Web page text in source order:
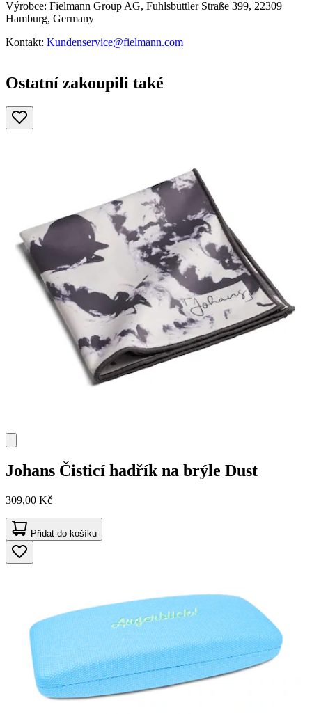
Výrobce: Fielmann Group AG, Fuhlsbüttler Straße 399, 22309
Hamburg, Germany
Kontakt: Kundenservice@fielmann.com
Ostatní zakoupili také
Johans Čisticí hadřík na brýle Dust
309,00 Kč
Přidat do košíku